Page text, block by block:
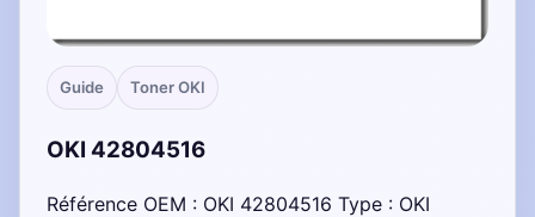
Guide Toner OKI
OKI 42804516
Référence OEM : OKI 42804516 Type : OKI